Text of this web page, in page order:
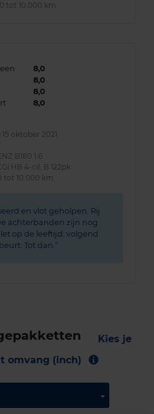
0 tot 10.000 km
8,0
8,0
8,0
8,0
15 oktober 2021
B180 1.6
HB 4-cil. B 122pk
tot 10.000 km
en vlot geholpen. Rij
achterbanden zijn nog
op de leeftijd: volgend
Tot dan.
Kies je
omvang (inch)